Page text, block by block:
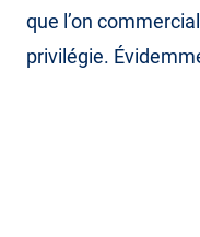
que l’on
privilégie.